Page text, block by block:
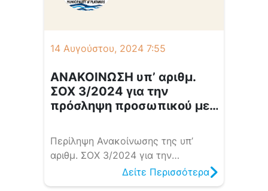
προκήρυξης του Δήμου Πλατανιά
από […]
14 Αυγούστου, 2024 7:55
ΑΝΑΚΟΙΝΩΣΗ υπ’ αριθμ.
ΣΟΧ 3/2024 για την
πρόσληψη προσωπικού με
ΕΡΓΑΣΙΑΣ ΟΡΙΣΜΕΝΟΥ
ΧΡΟΝΟΥ
Περίληψη Ανακοίνωσης της υπ’
αριθμ. ΣΟΧ 3/2024 για την
πρόσληψη προσωπικού με
σύναψη ΣΥΜΒΑΣΗΣ ΕΡΓΑΣΙΑΣ
Δείτε Περισσότερα